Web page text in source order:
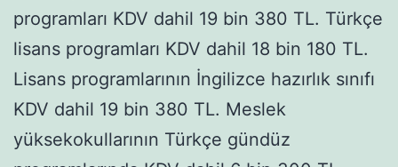
programları KDV dahil 19 bin 380 TL. Türkçe
lisans programları KDV dahil 18 bin 180 TL.
Lisans programlarının İngilizce hazırlık sınıfı
KDV dahil 19 bin 380 TL. Meslek
yüksekokullarının Türkçe gündüz